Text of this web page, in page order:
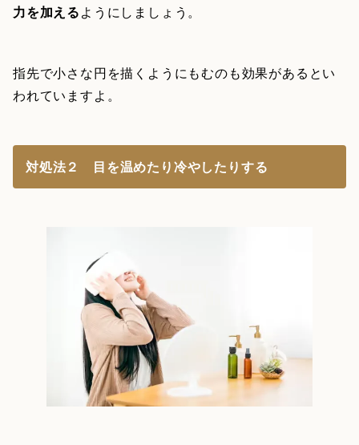
力を加えるようにしましょう。
指先で小さな円を描くようにもむのも効果があるとい
われていますよ。
対処法２ 目を温めたり冷やしたりする